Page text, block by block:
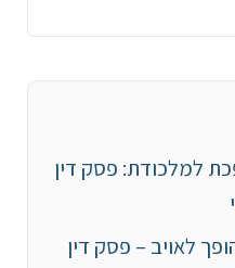
למלכודת: פסק דין
לאויב – פסק דין